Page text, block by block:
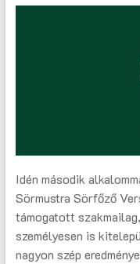
Idén második
Sörmustra Sörfőző
támogatott
személyesen is
nagyon szép